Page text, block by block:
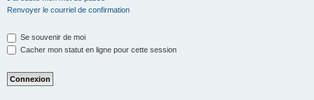
Renvoyer le courriel de confirmation
Se souvenir de moi
Cacher mon statut en ligne pour cette session